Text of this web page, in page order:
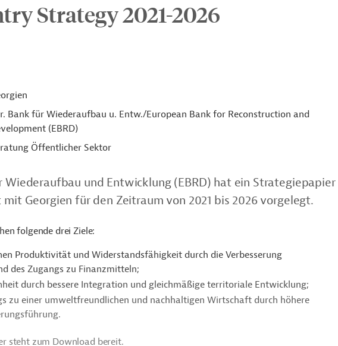
Strategy 2021-2026
Bank für Wiederaufbau u. Entw./European Bank for Reconstruction and
(EBRD)
Öffentlicher Sektor
Wiederaufbau und Entwicklung (EBRD) hat ein Strategiepapier
Georgien für den Zeitraum von 2021 bis 2026 vorgelegt.
folgende drei Ziele:
Produktivität und Widerstandsfähigkeit durch die Verbesserung
des Zugangs zu Finanzmitteln;
durch bessere Integration und gleichmäßige territoriale Entwicklung;
zu einer umweltfreundlichen und nachhaltigen Wirtschaft durch höhere
steht zum Download bereit.